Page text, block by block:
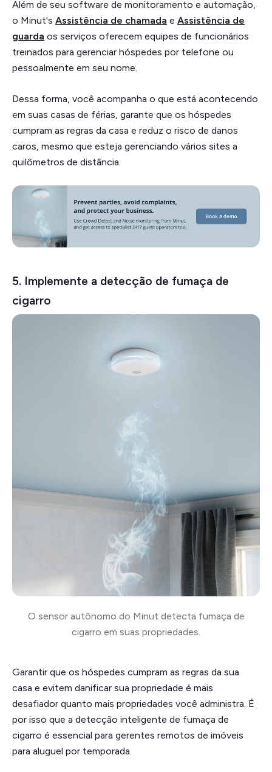
Além de seu software de monitoramento e automação,
o Minut's Assistência de chamada e Assistência de
guarda os serviços oferecem equipes de funcionários
treinados para gerenciar hóspedes por telefone ou
pessoalmente em seu nome.
Dessa forma, você acompanha o que está acontecendo
em suas casas de férias, garante que os hóspedes
cumpram as regras da casa e reduz o risco de danos
caros, mesmo que esteja gerenciando vários sites a
quilômetros de distância.
5. Implemente a detecção de fumaça de
cigarro
O sensor autônomo do Minut detecta fumaça de
cigarro em suas propriedades.
Garantir que os hóspedes cumpram as regras da sua
casa e evitem danificar sua propriedade é mais
desafiador quanto mais propriedades você administra. É
por isso que a detecção inteligente de fumaça de
cigarro é essencial para gerentes remotos de imóveis
para aluguel por temporada.